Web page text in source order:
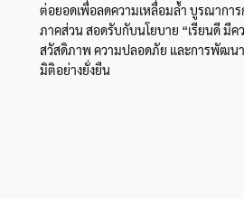
ต่อยอดเพื่อลดความเหลื่อมล้ำ บูรณากา
ภาคส่วน สอดรับกับนโยบาย “เรียนดี มีค
สวัสดิภาพ ความปลอดภัย และการพัฒน
มิติอย่างยั่งยืน